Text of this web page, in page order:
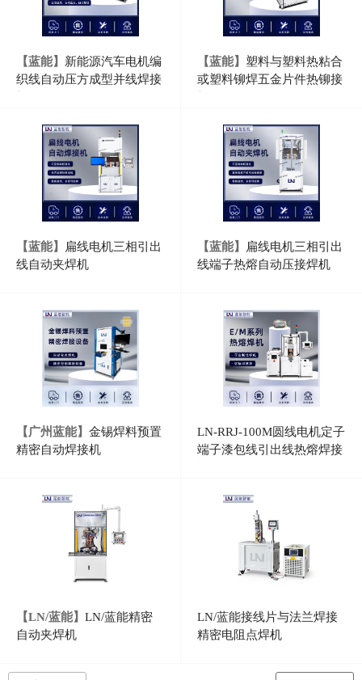
【蓝能】 新能源汽车电机编
织线自动压方成型并线焊接
【蓝能】 塑料与塑料热粘合
或塑料铆焊五金片件热铆接
【蓝能】
扁线电机三相引出
线自动夹焊机
【蓝能】
扁线电机三相引出
线端子热熔自动压接焊机
【广州蓝能】 金锡焊料预置
精密自动焊接机
LN-RRJ-100M圆线电机定子
端子漆包线引出线热熔焊接
【LN/蓝能】 LN/蓝能精密
自动夹焊机
LN/蓝能接线片与法兰焊接
精密电阻点焊机